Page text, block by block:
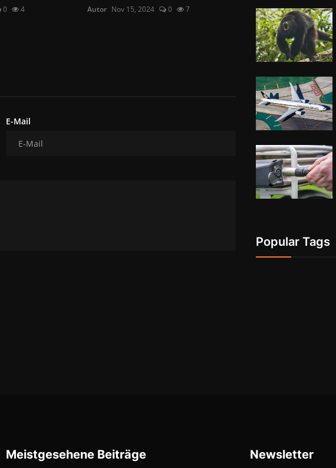
0 4 Autor Nov 15, 2024 0 7
E-Mail
Popular Tags
Meistgesehene Beiträge Newsletter